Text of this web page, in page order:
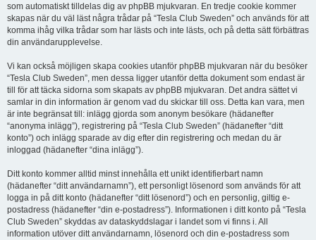
som automatiskt tilldelas dig av phpBB mjukvaran. En tredje cookie kommer
skapas när du väl läst några trådar på “Tesla Club Sweden” och används för att
komma ihåg vilka trådar som har lästs och inte lästs, och på detta sätt förbättras
din användarupplevelse.
Vi kan också möjligen skapa cookies utanför phpBB mjukvaran när du besöker
“Tesla Club Sweden”, men dessa ligger utanför detta dokument som endast är
till för att täcka sidorna som skapats av phpBB mjukvaran. Det andra sättet vi
samlar in din information är genom vad du skickar till oss. Detta kan vara, men
är inte begränsat till: inlägg gjorda som anonym besökare (hädanefter
“anonyma inlägg”), registrering på “Tesla Club Sweden” (hädanefter “ditt
konto”) och inlägg sparade av dig efter din registrering och medan du är
inloggad (hädanefter “dina inlägg”).
Ditt konto kommer alltid minst innehålla ett unikt identifierbart namn
(hädanefter “ditt användarnamn”), ett personligt lösenord som används för att
logga in på ditt konto (hädanefter “ditt lösenord”) och en personlig, giltig e-
postadress (hädanefter “din e-postadress”). Informationen i ditt konto på “Tesla
Club Sweden” skyddas av dataskyddslagar i landet som vi finns i. All
information utöver ditt användarnamn, lösenord och din e-postadress som